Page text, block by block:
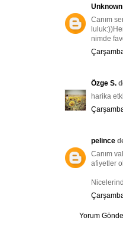
Unknown
Canım
nimde
Özge S.
harika
pelince
Canım
afiyetler
Yorum